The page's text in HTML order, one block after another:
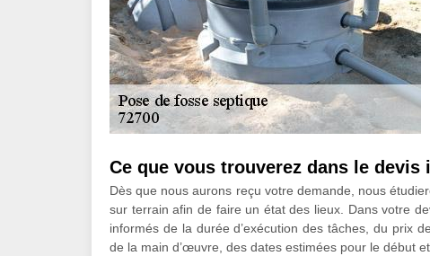
Ce que vous trouverez dans le
Dès que nous aurons reçu votre demande, nous
sur terrain afin de faire un état des lieux. Dans votre
informés de la durée d’exécution des tâches, du prix
de la main d’œuvre, des dates estimées pour le début